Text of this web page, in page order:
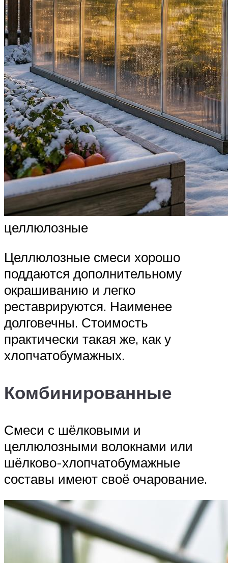
целлюлозные
Целлюлозные смеси хорошо
поддаются дополнительному
окрашиванию и легко
реставрируются. Наименее
долговечны. Стоимость
практически такая же, как у
хлопчатобумажных.
Комбинированные
Смеси с шёлковыми и
целлюлозными волокнами или
шёлково-хлопчатобумажные
составы имеют своё очарование.